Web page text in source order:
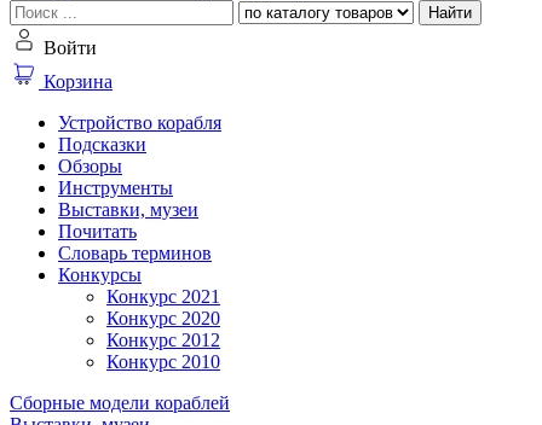
Найти
Войти
Корзина
Устройство корабля
Подсказки
Обзоры
Инструменты
Выставки, музеи
Почитать
Словарь терминов
Конкурсы
Конкурс 2021
Конкурс 2020
Конкурс 2012
Конкурс 2010
Сборные модели кораблей